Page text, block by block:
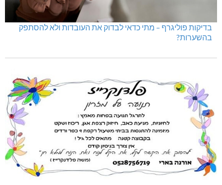
בדיקות פוליגרף – מתי כדאי לבדוק את העובדות ולא להסתפק
בהשערות?